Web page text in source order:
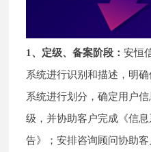
1、定级、备案阶段：安恒
系统进行识别和描述，明
系统进行划分，确定用户
级，并协助客户完成《信
告》；安排咨询顾问协助